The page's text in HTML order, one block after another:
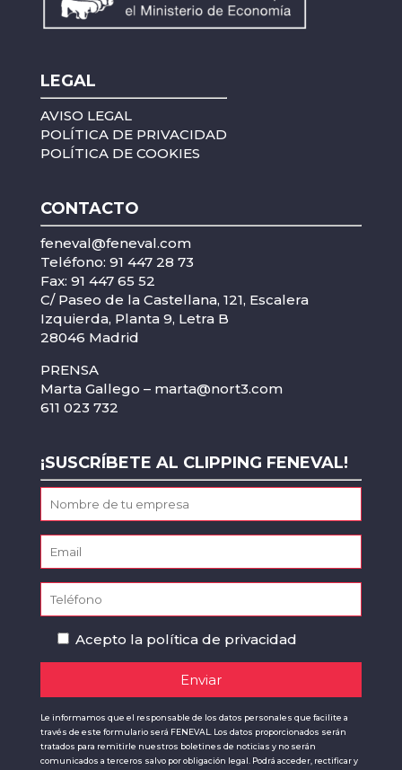
LEGAL
AVISO LEGAL
POLÍTICA DE PRIVACIDAD
POLÍTICA DE COOKIES
CONTACTO
feneval@feneval.com
Teléfono: 91 447 28 73
Fax: 91 447 65 52
C/ Paseo de la Castellana, 121, Escalera
Izquierda, Planta 9, Letra B
28046 Madrid
PRENSA
Marta Gallego – marta@nort3.com
611 023 732
¡SUSCRÍBETE AL CLIPPING FENEVAL!
Acepto la política de privacidad
Le informamos que el responsable de los datos personales que facilite a
través de este formulario será FENEVAL. Los datos proporcionados serán
tratados para remitirle nuestros boletines de noticias y no serán
comunicados a terceros salvo por obligación legal. Podrá acceder, rectificar y